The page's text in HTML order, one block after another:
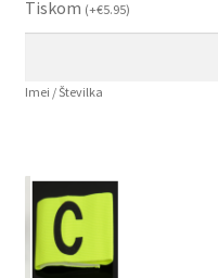
Tiskom (+€5.95)
Imei / Številka